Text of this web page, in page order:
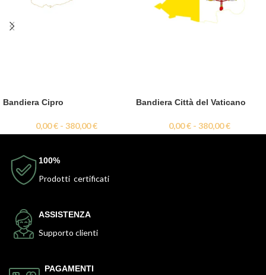
Bandiera Cipro
0,00€ - 380,00€
Bandiera Città del Vaticano
0,00€ - 380,00€
100%
Prodotti certificati
ASSISTENZA
Supporto clienti
PAGAMENTI